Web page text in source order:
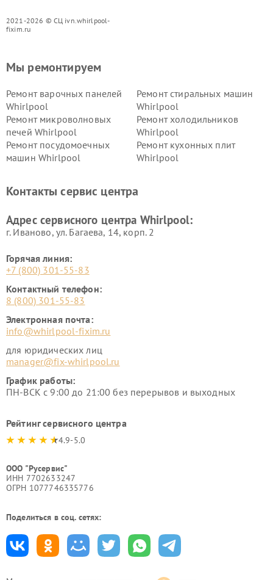
2021-2026 © СЦ ivn.whirlpool-
fixim.ru
Мы ремонтируем
Ремонт варочных панелей
Whirlpool
Ремонт стиральных машин
Whirlpool
Ремонт микроволновых
печей Whirlpool
Ремонт холодильников
Whirlpool
Ремонт посудомоечных
машин Whirlpool
Ремонт кухонных плит
Whirlpool
Контакты сервис центра
Адрес сервисного центра Whirlpool:
г. Иваново, ул. Багаева, 14, корп. 2
Горячая линия:
+7 (800) 301-55-83
Контактный телефон:
8 (800) 301-55-83
Электронная почта:
info@whirlpool-fixim.ru
для юридических лиц
manager@fix-whirlpool.ru
График работы:
ПН-ВСК с 9:00 до 21:00 без перерывов и выходных
Рейтинг сервисного центра
4.9-5.0
ООО "Русервис"
ИНН 7702633247
ОГРН 1077746335776
Поделиться в соц. сетях: